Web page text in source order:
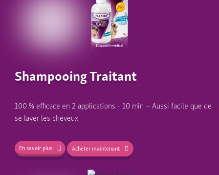
Shampooing Traitant
100 % efficace en 2 applications - 10 min – Aussi facile que de
se laver les cheveux
En savoir plus Acheter maintenant